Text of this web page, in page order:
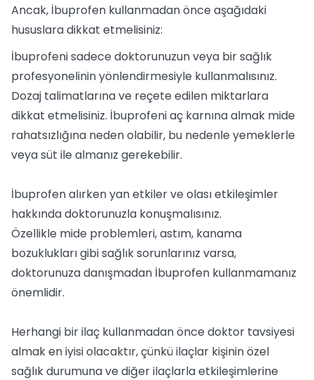
Ancak, İbuprofen kullanmadan önce aşağıdaki
hususlara dikkat etmelisiniz:
İbuprofeni sadece doktorunuzun veya bir sağlık
profesyonelinin yönlendirmesiyle kullanmalısınız.
Dozaj talimatlarına ve reçete edilen miktarlara
dikkat etmelisiniz. İbuprofeni aç karnına almak mide
rahatsızlığına neden olabilir, bu nedenle yemeklerle
veya süt ile almanız gerekebilir.
İbuprofen alırken yan etkiler ve olası etkileşimler
hakkında doktorunuzla konuşmalısınız.
Özellikle mide problemleri, astım, kanama
bozuklukları gibi sağlık sorunlarınız varsa,
doktorunuza danışmadan İbuprofen kullanmamanız
önemlidir.
Herhangi bir ilaç kullanmadan önce doktor tavsiyesi
almak en iyisi olacaktır, çünkü ilaçlar kişinin özel
sağlık durumuna ve diğer ilaçlarla etkileşimlerine